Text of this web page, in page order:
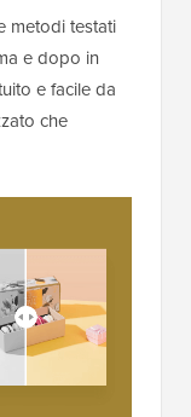
metodi testati
e dopo in
e facile da
che